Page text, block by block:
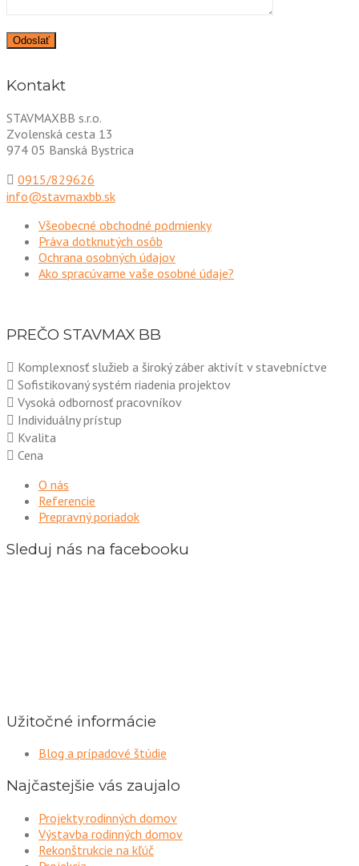
Kontakt
STAVMAXBB s.r.o.
Zvolenská cesta 13
974 05 Banská Bystrica
0915/829626
info@stavmaxbb.sk
Všeobecné obchodné podmienky
Práva dotknutých osôb
Ochrana osobných údajov
Ako spracúvame vaše osobné údaje?
PREČO STAVMAX BB
Komplexnosť služieb a široký záber aktivít v stavebníctve
Sofistikovaný systém riadenia projektov
Vysoká odbornosť pracovníkov
Individuálny prístup
Kvalita
Cena
O nás
Referencie
Prepravný poriadok
Sleduj nás na facebooku
Užitočné informácie
Blog a prípadové štúdie
Najčastejšie vás zaujalo
Projekty rodinných domov
Výstavba rodinných domov
Rekonštrukcie na kľúč